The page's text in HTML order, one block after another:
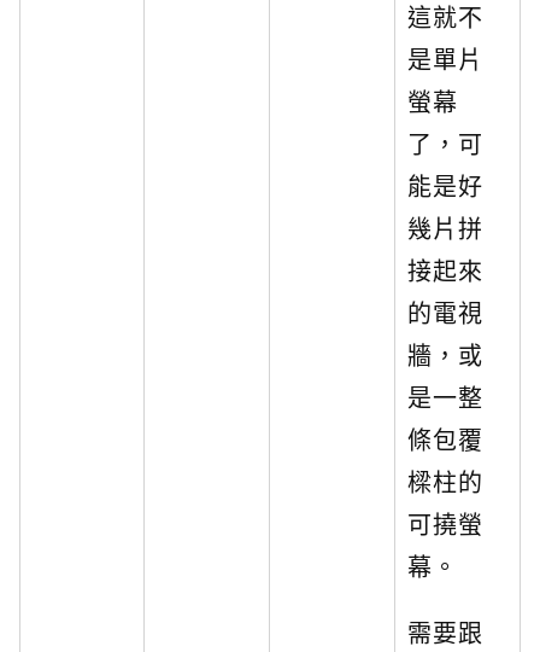
這就不
是單片
螢幕
了，可
能是好
幾片拼
接起來
的電視
牆，或
是一整
條包覆
樑柱的
可撓螢
幕。
需要跟